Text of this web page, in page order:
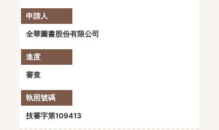
全華圖書股份有限公司
審查
技審字第109413